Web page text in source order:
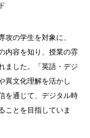
の学生を対象に、
内容を知り、授業の雰
ました。「英語・デジ
異文化理解を活かし
を通じて、デジタル時
ことを目指していま